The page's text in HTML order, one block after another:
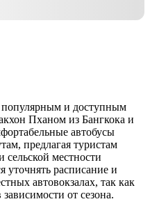
популярным и доступным
Пханом из Бангкока и
автобусы
предлагая туристам
сельской местности
уточнять расписание и
автовокзалах, так как
от сезона.